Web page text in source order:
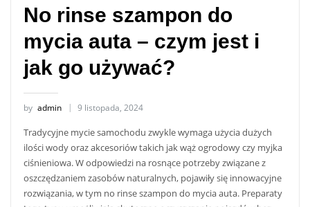
No rinse szampon do
mycia auta – czym jest i
jak go używać?
by admin 9 listopada, 2024
Tradycyjne mycie samochodu zwykle wymaga użycia dużych
ilości wody oraz akcesoriów takich jak wąż ogrodowy czy myjka
ciśnieniowa. W odpowiedzi na rosnące potrzeby związane z
oszczędzaniem zasobów naturalnych, pojawiły się innowacyjne
rozwiązania, w tym no rinse szampon do mycia auta. Preparaty